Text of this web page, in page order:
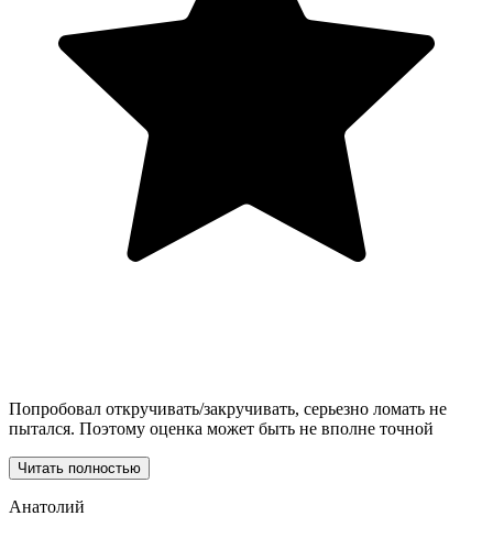
Попробовал откручивать/закручивать, серьезно ломать не
пытался. Поэтому оценка может быть не вполне точной
Читать полностью
Анатолий